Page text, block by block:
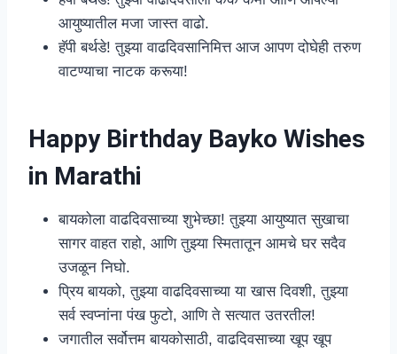
आयुष्यातील मजा जास्त वाढो.
हॅपी बर्थडे! तुझ्या वाढदिवसानिमित्त आज आपण दोघेही तरुण
वाटण्याचा नाटक करूया!
Happy Birthday Bayko Wishes
in Marathi
बायकोला वाढदिवसाच्या शुभेच्छा! तुझ्या आयुष्यात सुखाचा
सागर वाहत राहो, आणि तुझ्या स्मितातून आमचे घर सदैव
उजळून निघो.
प्रिय बायको, तुझ्या वाढदिवसाच्या या खास दिवशी, तुझ्या
सर्व स्वप्नांना पंख फुटो, आणि ते सत्यात उतरतील!
जगातील सर्वोत्तम बायकोसाठी, वाढदिवसाच्या खूप खूप